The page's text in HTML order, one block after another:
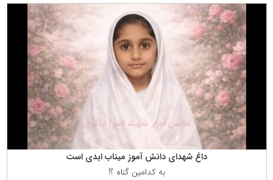
داغ شهدای دانش آموز میناب ابدی است
به كدامین گناه ؟!